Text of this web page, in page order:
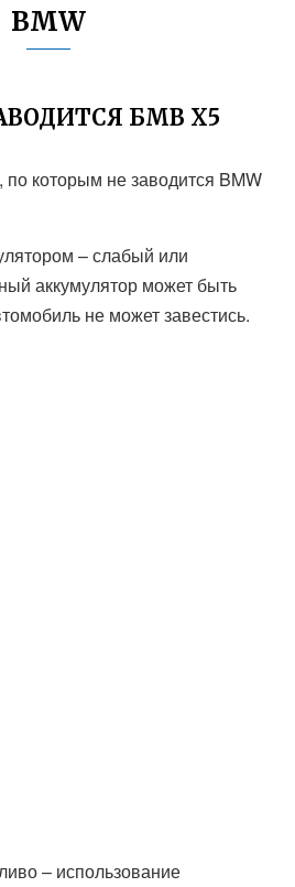
BMW
БМВ Х5
которым не заводится BMW
– слабый или
аккумулятор может быть
не может завестись.
– использование